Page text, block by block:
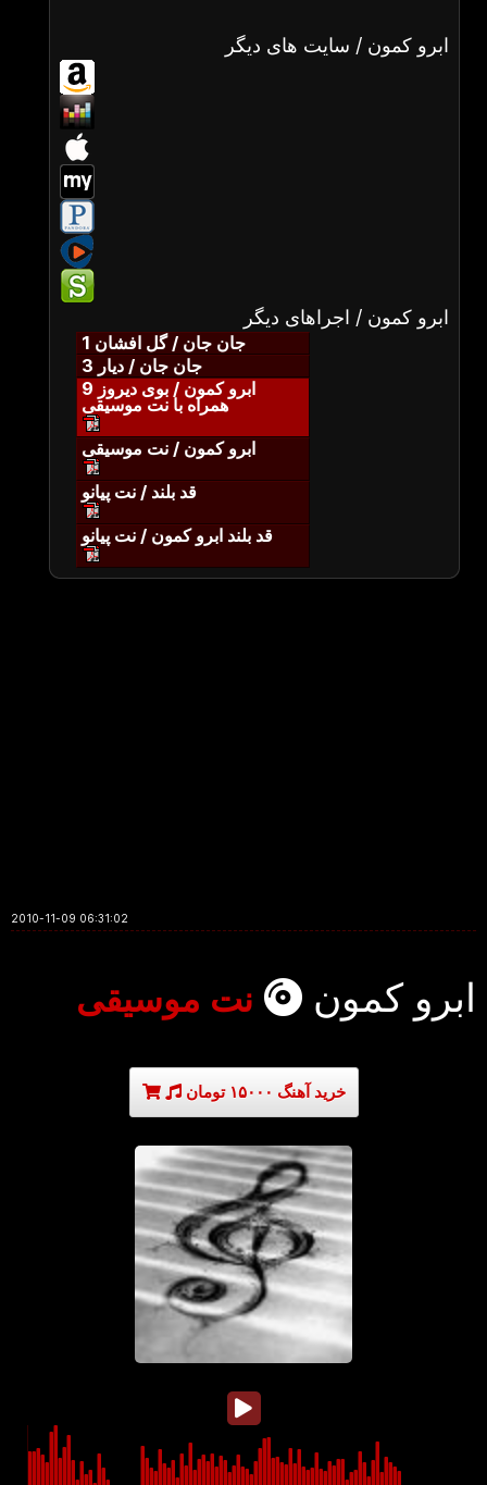
ابرو کمون / سایت های دیگر
ابرو کمون / اجراهای دیگر
جان جان / گل افشان 1
جان جان / دیار 3
ابرو کمون / بوی دیروز 9
همراه با نت موسیقی
ابرو کمون / نت موسیقی
قد بلند / نت پیانو
قد بلند ابرو کمون / نت پیانو
2010-11-09 06:31:02
ابرو کمون نت موسیقی
خرید آهنگ ۱۵۰۰۰ تومان